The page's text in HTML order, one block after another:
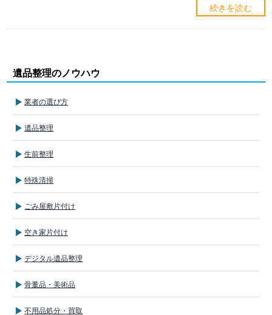
続きを読む
遺品整理のノウハウ
業者の選び方
遺品整理
生前整理
特殊清掃
ごみ屋敷片付け
空き家片付け
デジタル遺品整理
骨董品・美術品
不用品処分・買取